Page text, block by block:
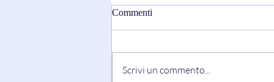
Commenti
Scrivi un commento...